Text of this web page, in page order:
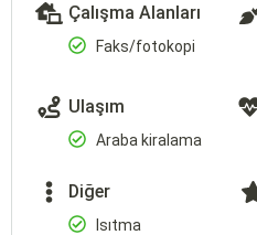
Çalışma Alanları
Faks/fotokopi
Ulaşım
Araba kiralama
Diğer
Isıtma